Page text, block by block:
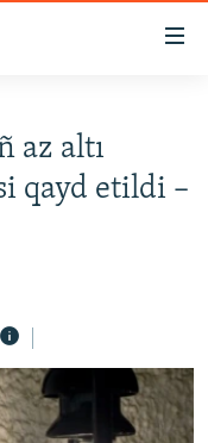
az altı
qayd etildi –